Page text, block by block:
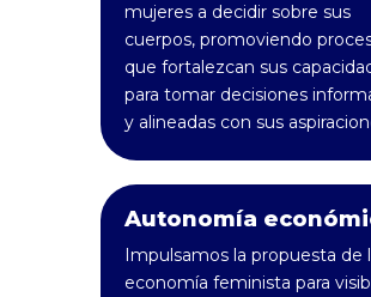
mujeres a decidir sobre sus
cuerpos, promoviendo
que fortalezcan sus
para tomar decisiones
y alineadas con sus
Autonomía
Impulsamos la propuesta de
economía feminista para